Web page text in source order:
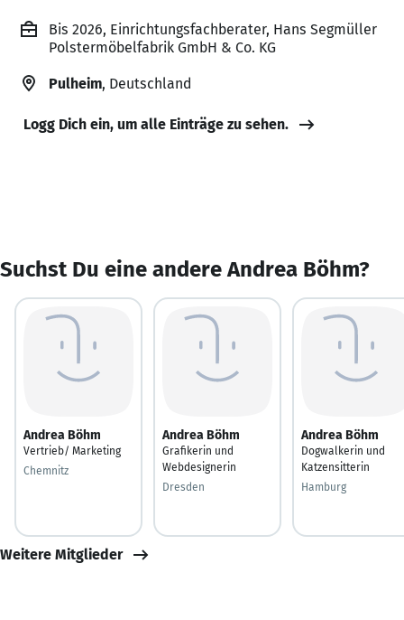
Bis 2026, Einrichtungsfachberater, Hans Segmüller
Polstermöbelfabrik GmbH & Co. KG
Pulheim, Deutschland
Logg Dich ein, um alle Einträge zu sehen.
Suchst Du eine andere Andrea Böhm?
Andrea Böhm
Vertrieb/ Marketing
Chemnitz
Andrea Böhm
Grafikerin und
Webdesignerin
Dresden
Andrea Böhm
Dogwalkerin und
Katzensitterin
Hamburg
Weitere Mitglieder